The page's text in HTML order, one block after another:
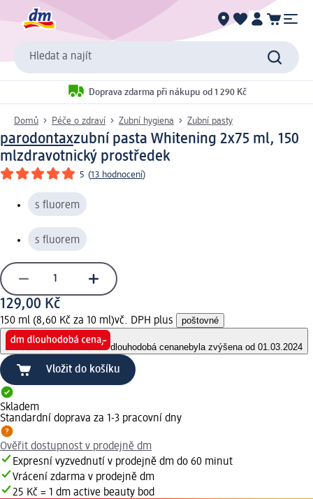
Hledat a najít
Doprava zdarma při nákupu od 1 290 Kč
Domů Péče o zdraví Zubní hygiena Zubní pasty
parodontaxzubní pasta Whitening 2x75 ml, 150
mlzdravotnický prostředek
5 (13 hodnocení)
s fluorem
s fluorem
129,00 Kč
150 ml (8,60 Kč za 10 ml)vč. DPH plus poštovné
dlouhodobá cenanebyla zvýšena od 01.03.2024
Vložit do košíku
Skladem
Standardní doprava za 1-3 pracovní dny
Ověřit dostupnost v prodejně dm
Expresní vyzvednutí v prodejně dm do 60 minut
Vrácení zdarma v prodejně dm
25 Kč = 1 dm active beauty bod